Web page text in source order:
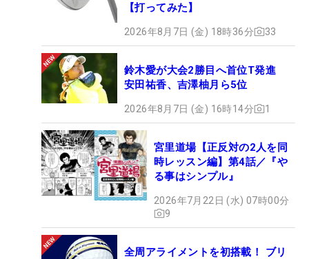
【打ってみた】
2026年8月7日 (金) 18時36分 33
鈴木愛が大会2勝目へ首位T発進
安田祐香、吉澤柚月ら5位
2026年8月7日 (金) 16時14分 1
宮里道場【正反対の2人を同
時レッスン編】第4話／『や
る事はシンプル』
2026年7月22日 (水) 07時00分
9
全周アライメントを初搭載！ ブリ